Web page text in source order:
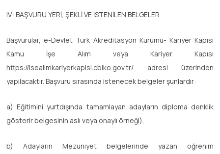
IV- BAŞVURU YERİ, ŞEKLİ VE İSTENİLEN BELGELER
Başvurular, e-Devlet Türk Akreditasyon Kurumu- Kariyer Kapısı
Kamu İşe Alım veya Kariyer Kapısı
https://isealimkariyerkapisi.cbiko.gov.tr/ adresi üzerinden
yapılacaktır. Başvuru sırasında istenecek belgeler şunlardır:
a) Eğitimini yurtdışında tamamlayan adayların diploma denklik
gösterir belgesinin aslı veya onaylı örneği),
b) Adayların Mezuniyet belgelerinde yazan öğrenim